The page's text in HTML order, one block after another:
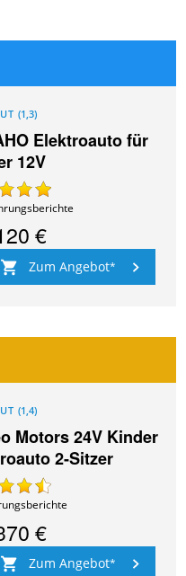
(1,3)
Elektroauto für
12V
€
Zum Angebot
(1,4)
Motors 24V Kinder
2-Sitzer
€
Zum Angebot